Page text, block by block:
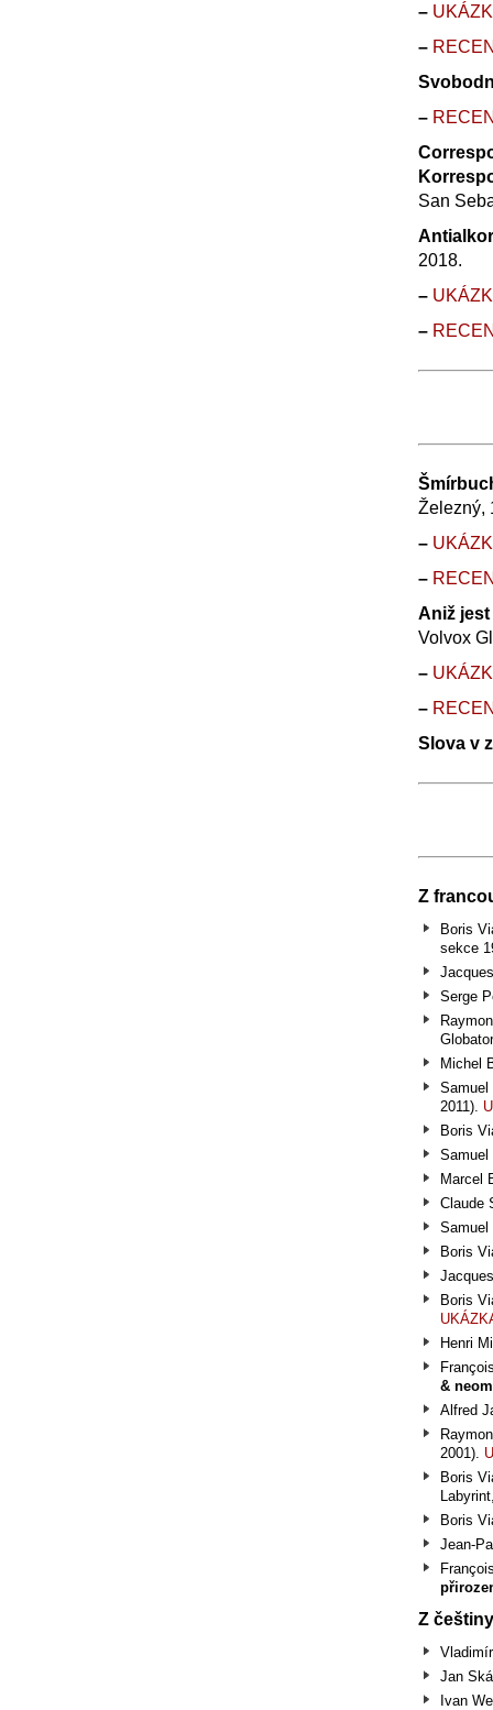
– UKÁ
–
–
San
2018.
– UKÁ
–
Železný,
– UKÁ
–
Aniž
Volvox
– UKÁ
–
Slova v
Z
Boris
sekce
Serge
Michel
2011).
Boris
Marcel
Claude
Boris
Boris
UKÁ
Henri
&
Alfred
2001).
Boris
Boris
Jean-
Z češtiny
Jan
Ivan